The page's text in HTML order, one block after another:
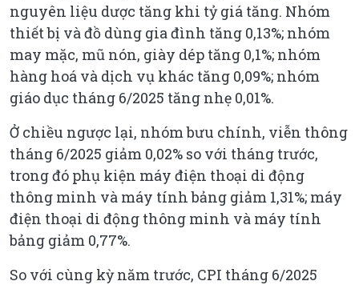
nguyên liệu dược tăng khi tỷ giá tăng. Nhóm
thiết bị và đồ dùng gia đình tăng 0,13%; nhóm
may mặc, mũ nón, giày dép tăng 0,1%; nhóm
hàng hoá và dịch vụ khác tăng 0,09%; nhóm
giáo dục tháng 6/2025 tăng nhẹ 0,01%.
Ở chiều ngược lại, nhóm bưu chính, viễn thông
tháng 6/2025 giảm 0,02% so với tháng trước,
trong đó phụ kiện máy điện thoại di động
thông minh và máy tính bảng giảm 1,31%; máy
điện thoại di động thông minh và máy tính
bảng giảm 0,77%.
So với cùng kỳ năm trước, CPI tháng 6/2025